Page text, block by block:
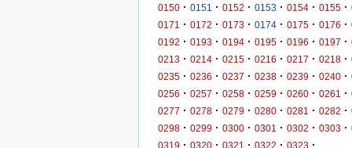
0150 · 0151 · 0152 · 0153 · 0154 · 0155 ·
0171
· 0172 · 0173 · 0174 · 0175 · 0176 ·
0192 · 0193 · 0194 · 0195 · 0196 · 0197 ·
0213 · 0214 · 0215 · 0216 · 0217 · 0218 ·
0235 · 0236 · 0237 · 0238 · 0239 · 0240 ·
0256 · 0257 · 0258 · 0259 · 0260 · 0261 ·
0277 · 0278 · 0279 · 0280 · 0281 · 0282 ·
0298 · 0299 · 0300 · 0301 · 0302 · 0303 ·
0319 · 0320 · 0321 · 0322 · 0323 ·